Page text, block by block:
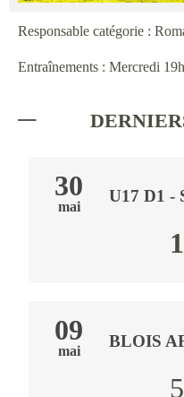
Responsable catégorie :
Entraînements : Mercredi
30
mai
U17 D1 -
1
09
mai
BLOIS
5